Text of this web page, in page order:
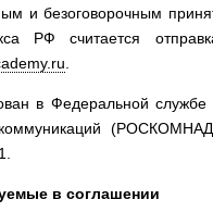
и безоговорочным
РФ считается
в Федеральной
в соглашении